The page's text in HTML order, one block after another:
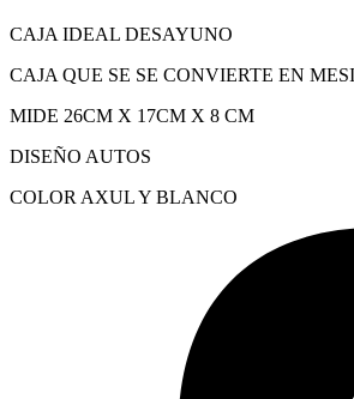
CAJA IDEAL DESAYUNO
CAJA QUE SE SE CONVIERTE EN
MIDE 26CM X 17CM X 8 CM
DISEÑO AUTOS
COLOR AXUL Y BLANCO